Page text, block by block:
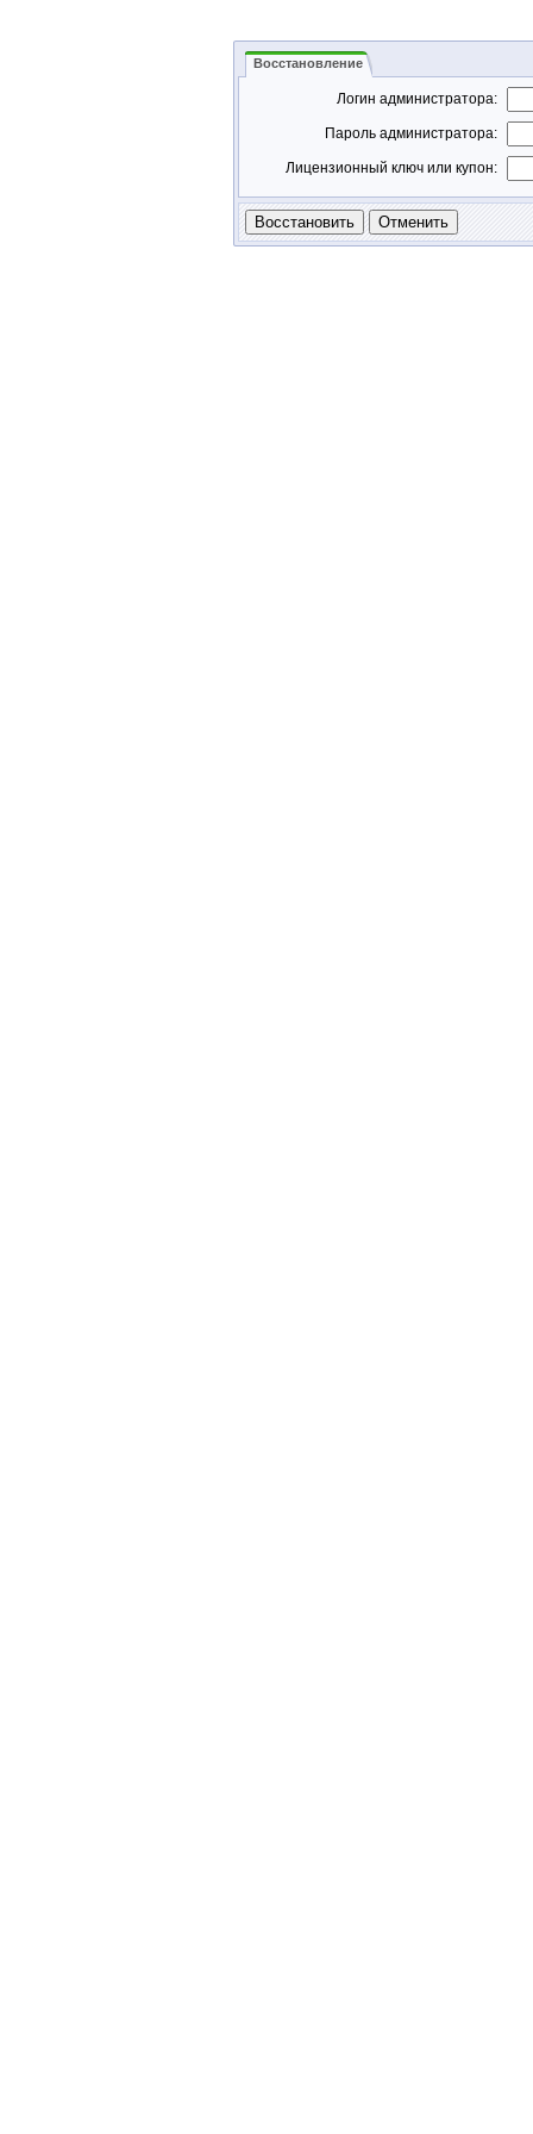
Восстановление
Логин администратора:
Пароль администратора:
Лицензионный ключ или купон: